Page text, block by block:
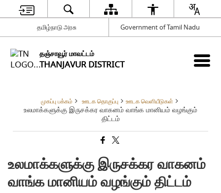
தமிழ்நாடு அரசு Government of Tamil Nadu
தஞ்சாவூர் மாவட்டம்
THANJAVUR DISTRICT
முகப்பு பக்கம் ஊடக தொகுப்பு ஊடக வெளியீடுகள்
உலமாக்களுக்கு இருசக்கர வாகனம் வாங்க மானியம் வழங்கும்
திட்டம்
உலமாக்களுக்கு இருசக்கர வாகனம்
வாங்க மானியம் வழங்கும் திட்டம்